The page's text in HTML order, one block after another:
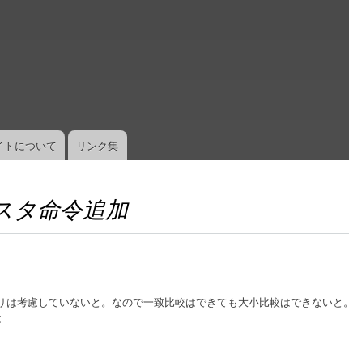
トについて リンク集
タ命令追加
考慮していないと。なので一致比較はできても大小比較はできないと。